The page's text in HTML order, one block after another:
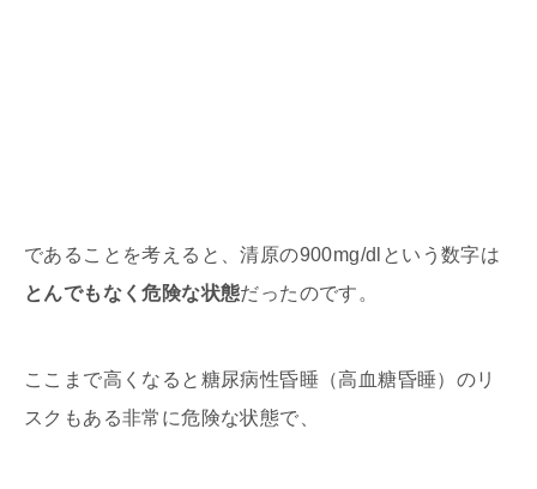
であることを考えると、清原の900mg/dlという数字は
とんでもなく危険な状態だったのです。
ここまで高くなると糖尿病性昏睡（高血糖昏睡）のリ
スクもある非常に危険な状態で、